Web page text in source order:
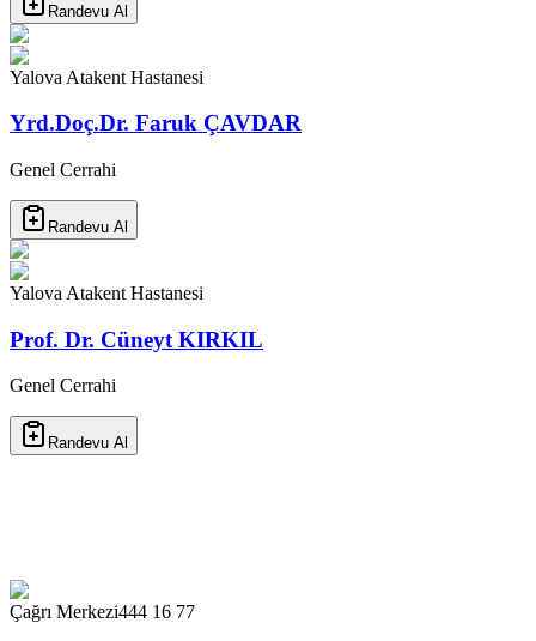
Randevu Al
Yalova Atakent Hastanesi
Yrd.Doç.Dr. Faruk ÇAVDAR
Genel Cerrahi
Randevu Al
Yalova Atakent Hastanesi
Prof. Dr. Cüneyt KIRKIL
Genel Cerrahi
Randevu Al
Çağrı Merkezi444 16 77